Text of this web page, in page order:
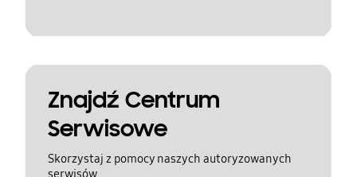
Znajdź Centrum
Serwisowe
Skorzystaj z pomocy naszych autoryzowanych
serwisów